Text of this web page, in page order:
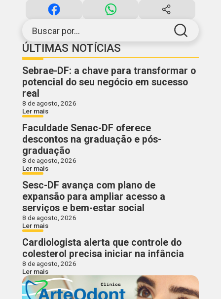
Buscar por...
ÚLTIMAS NOTÍCIAS
Sebrae-DF: a chave para transformar o
potencial do seu negócio em sucesso
real
8 de agosto, 2026
Ler mais
Faculdade Senac-DF oferece
descontos na graduação e pós-
graduação
8 de agosto, 2026
Ler mais
Sesc-DF avança com plano de
expansão para ampliar acesso a
serviços e bem-estar social
8 de agosto, 2026
Ler mais
Cardiologista alerta que controle do
colesterol precisa iniciar na infância
8 de agosto, 2026
Ler mais